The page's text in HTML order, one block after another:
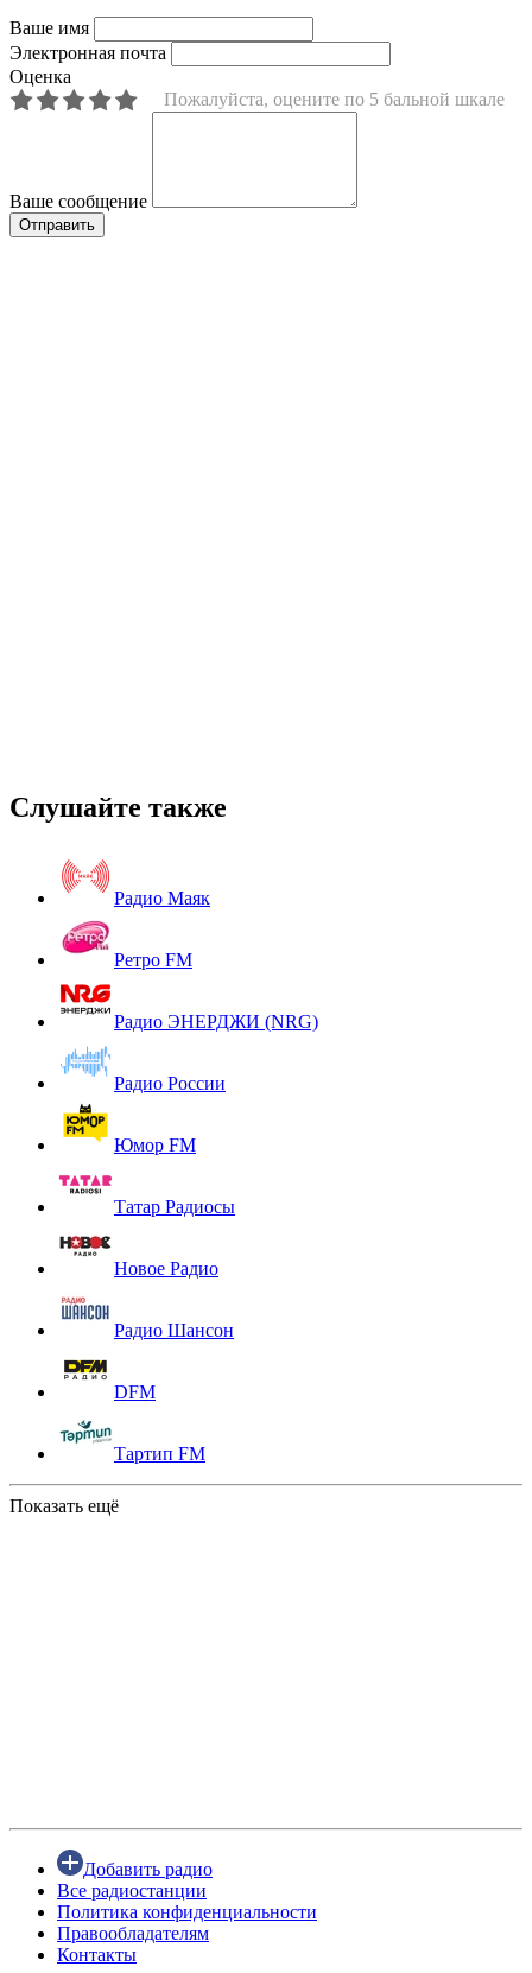
Ваше имя
Электронная почта
Оценка
Пожалуйста, оцените по 5 бальной шкале
Ваше сообщение
Слушайте также
Радио Маяк
Ретро FM
Радио ЭНЕРДЖИ (NRG)
Радио России
Юмор FM
Татар Радиосы
Новое Радио
Радио Шансон
DFM
Тартип FM
Показать ещё
Добавить радио
Все радиостанции
Политика конфиденциальности
Правообладателям
Контакты